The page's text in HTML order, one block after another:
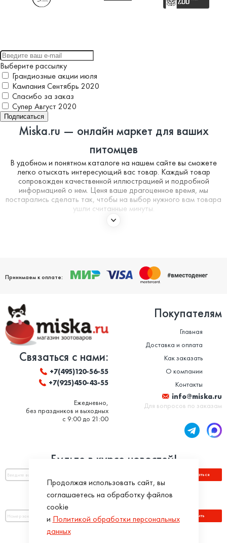
Выберите рассылку
Грандиозные акции июля
Кампания Сентябрь 2020
Спасибо за заказ
Супер Август 2020
Подписаться
Miska.ru — онлайн маркет для ваших
питомцев
В удобном и понятном каталоге на нашем сайте вы сможете
легко отыскать интересующий вас товар. Каждый товар
сопровожден качественной иллюстрацией и подробной
информацией о нем. Ценя ваше драгоценное время, мы
постарались сделать так, чтобы на выбор нужного вам товара
ушли считанные минуты.
и ветеринарные препараты. Вся продукция, представленная в
нашем магазине, сертифицирована и соответствует высоким
стандартам качества.
Принимаем к оплате:
Связаться с нами:
+7(495)120-56-55
+7(925)450-43-55
Ежедневно,
без праздников и выходных
с 9:00 до 21:00
Покупателям
Главная
Доставка и оплата
Как заказать
О компании
Контакты
info@miska.ru
Для вопросов по заказам
Будьте в курсе новостей!
Подписаться
Оплатить по номеру заказа:
Оплатить
Продолжая использовать сайт, вы
соглашаетесь на обработку файлов
cookie
и Политикой обработки персональных
данных